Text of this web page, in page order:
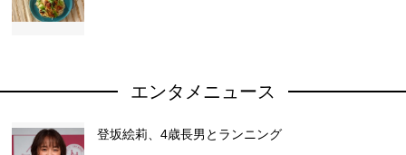
エンタメニュース
登坂絵莉、4歳長男とランニング